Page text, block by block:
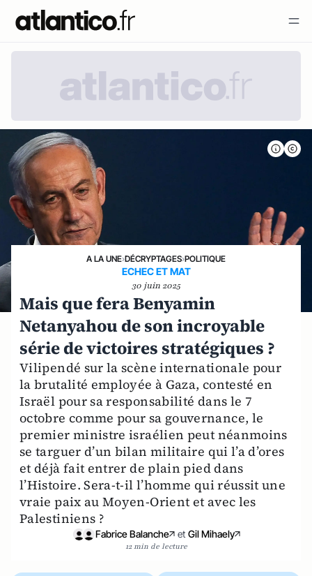
A LA UNE›DÉCRYPTAGES›POLITIQUE
ECHEC ET MAT
30 juin 2025
Mais que fera Benyamin
Netanyahou de son incroyable
série de victoires stratégiques ?
Vilipendé sur la scène internationale pour
la brutalité employée à Gaza, contesté en
Israël pour sa responsabilité dans le 7
octobre comme pour sa gouvernance, le
premier ministre israélien peut néanmoins
se targuer d’un bilan militaire qui l’a d’ores
et déjà fait entrer de plain pied dans
l’Histoire. Sera-t-il l’homme qui réussit une
vraie paix au Moyen-Orient et avec les
Palestiniens ?
Fabrice Balanche et Gil Mihaely
12 min de lecture